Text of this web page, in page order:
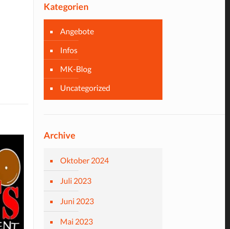
Kategorien
Angebote
Infos
MK-Blog
Uncategorized
Archive
Oktober 2024
Juli 2023
Juni 2023
Mai 2023